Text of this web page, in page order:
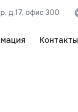
д.17, офис 300
Контакты